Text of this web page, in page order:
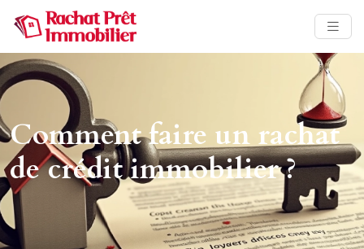
Comment faire un rachat
de crédit immobilier ?